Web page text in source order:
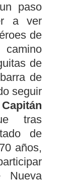
paso
a ver
de
de
de
seguir
Capitán
tras
de
años,
Nueva